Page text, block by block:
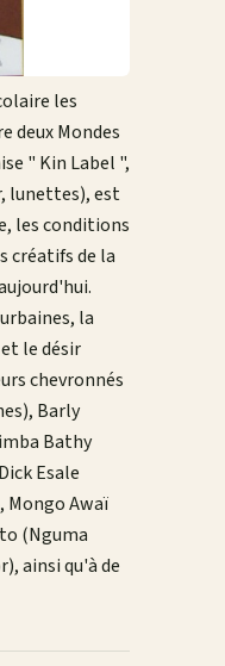
les
deux Mondes
" Kin Label ",
lunettes), est
les conditions
créatifs de la
la
le désir
chevronnés
Barly
Bathy
Esale
Mongo Awaï
(Nguma
ainsi qu'à de